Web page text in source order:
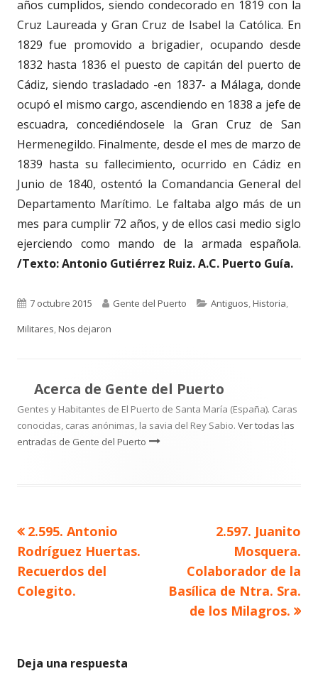
años cumplidos, siendo condecorado en 1819 con la
Cruz Laureada y Gran Cruz de Isabel la Católica. En
1829 fue promovido a brigadier, ocupando desde
1832 hasta 1836 el puesto de capitán del puerto de
Cádiz, siendo trasladado -en 1837- a Málaga, donde
ocupó el mismo cargo, ascendiendo en 1838 a jefe de
escuadra, concediéndosele la Gran Cruz de San
Hermenegildo. Finalmente, desde el mes de marzo de
1839 hasta su fallecimiento, ocurrido en Cádiz en
Junio de 1840, ostentó la Comandancia General del
Departamento Marítimo. Le faltaba algo más de un
mes para cumplir 72 años, y de ellos casi medio siglo
ejerciendo como mando de la armada española.
/Texto: Antonio Gutiérrez Ruiz. A.C. Puerto Guía.
Publicado
el
7 octubre 2015 Autor
Gente del Puerto Categorías
Antiguos,Historia,
Militares,Nos dejaron
Acerca de Gente del Puerto
Gentes y Habitantes de El Puerto de Santa María (España). Caras
conocidas, caras anónimas, la savia del Rey Sabio. Ver todas las
entradas de Gente del Puerto
Navegación
de
entradas
Artículo
anterior
2.595. Antonio
Rodríguez Huertas.
Recuerdos del
Colegito.
Artículo
siguiente
2.597. Juanito
Mosquera.
Colaborador de la
Basílica de Ntra. Sra.
de los Milagros.
Deja una respuesta